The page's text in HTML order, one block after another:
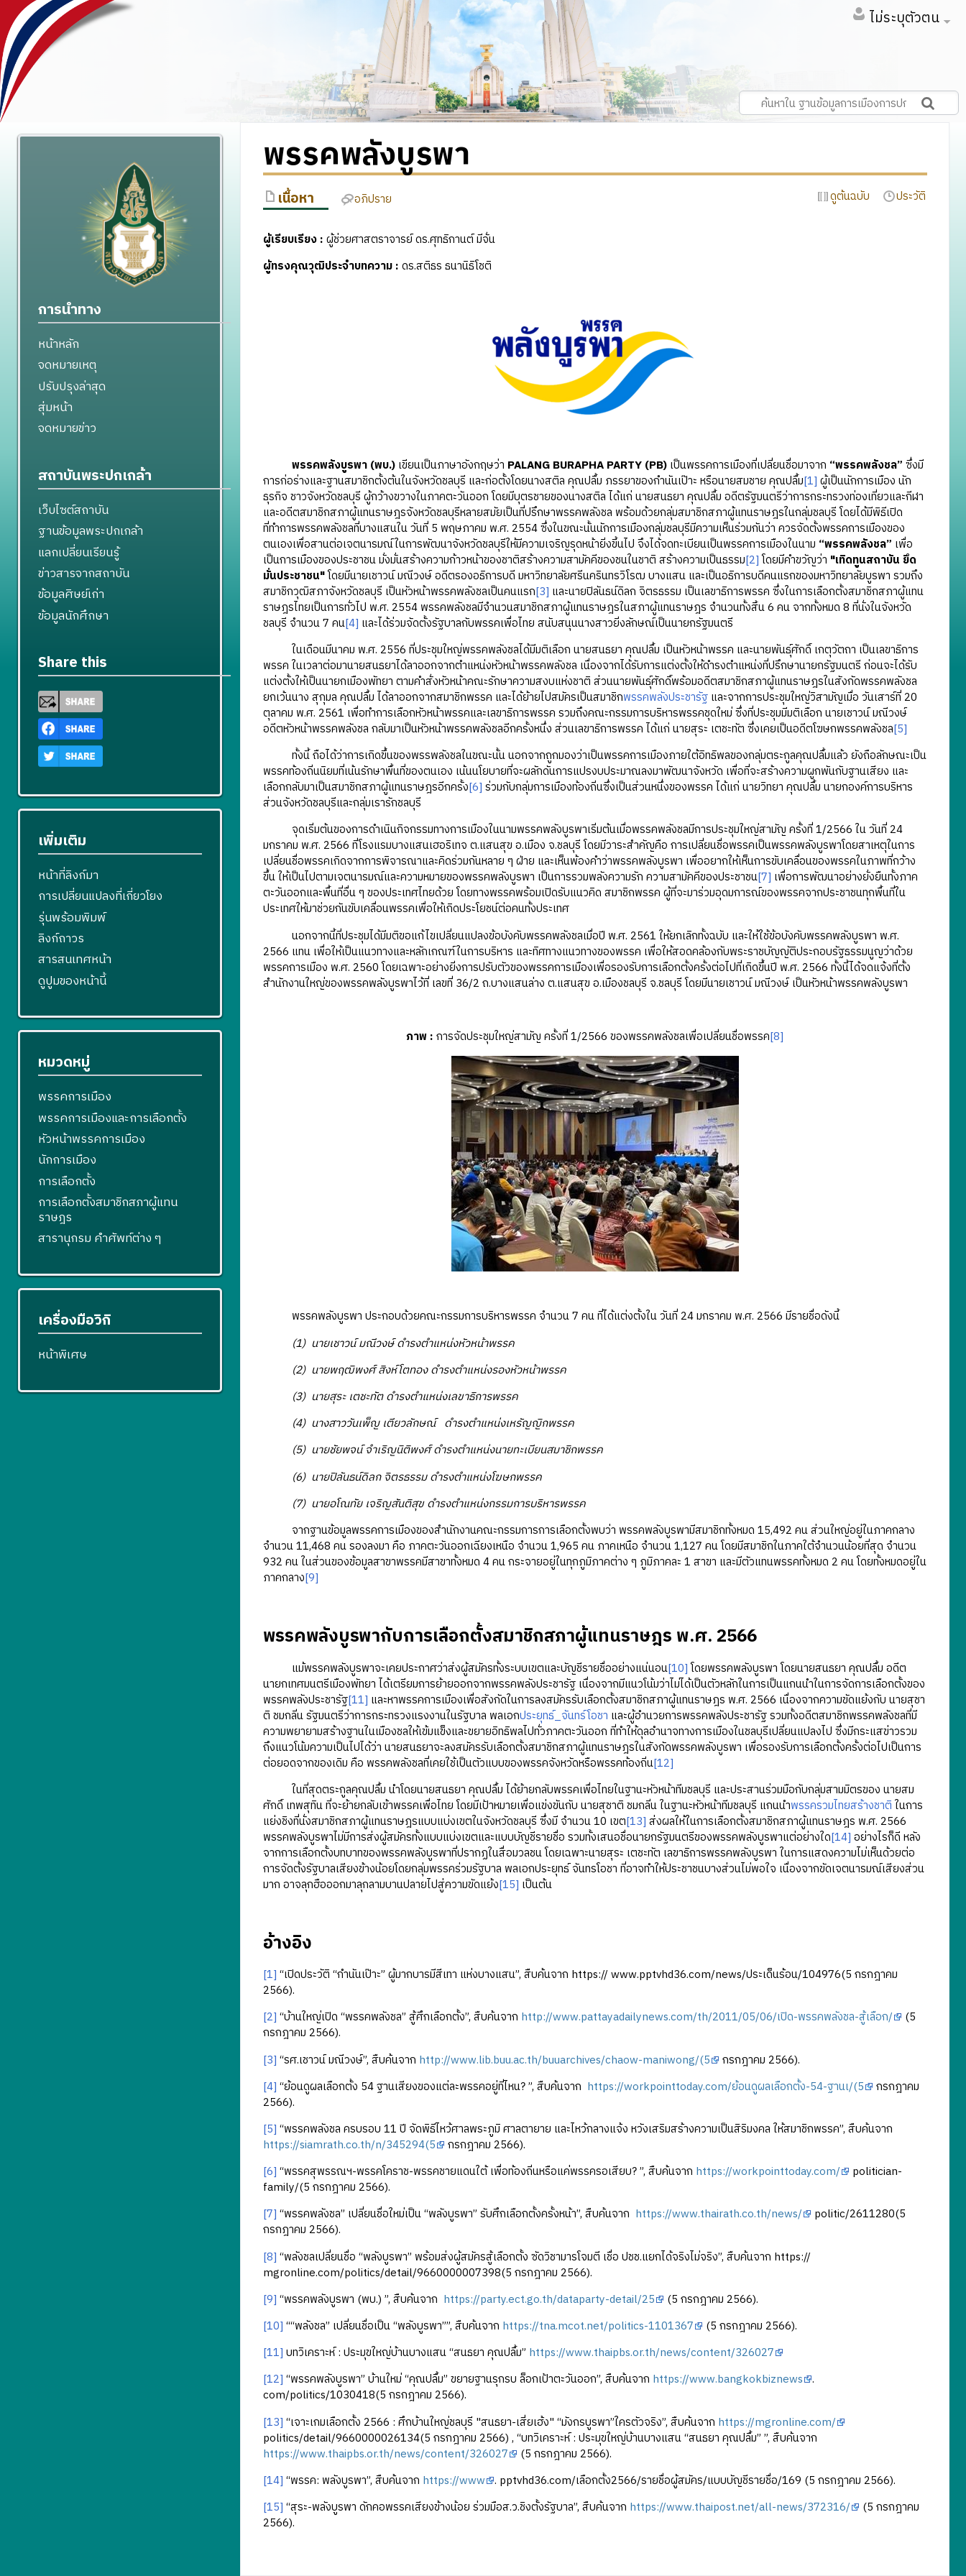
ไม่ระบุตัวตน
พรรคพลังบูรพา
เนื้อหา อภิปราย ดูต้นฉบับ ประวัติ
ผู้เรียบเรียง : ผู้ช่วยศาสตราจารย์ ดร.ศุทธิกานต์ มีจั่น
ผู้ทรงคุณวุฒิประจำบทความ : ดร.สติธร ธนานิธิโชติ
พรรคพลังบูรพา (พบ.)เขียนเป็นภาษาอังกฤษว่า PALANG BURAPHA PARTY (PB)เป็นพรรคการเมืองที่เปลี่ยนชื่อมาจาก “พรรคพลังชล” ซึ่งมี
การก่อร่างและฐานสมาชิกตั้งต้นในจังหวัดชลบุรี และก่อตั้งโดยนางสติล คุณปลื้ม ภรรยาของกำนันเป๊าะ หรือนายสมชาย คุณปลื้ม[1] ผู้เป็นนักการเมือง นัก
ธุรกิจ ชาวจังหวัดชลบุรี ผู้กว้างขวางในภาคตะวันออก โดยมีบุตรชายของนางสติล ได้แก่ นายสนธยา คุณปลื้ม อดีตรัฐมนตรีว่าการกระทรวงท่องเที่ยวและกีฬา
และอดีตสมาชิกสภาผู้แทนราษฎรจังหวัดชลบุรีหลายสมัยเป็นที่ปรึกษาพรรคพลังชล พร้อมด้วยกลุ่มสมาชิกสภาผู้แทนราษฎรในกลุ่มชลบุรี โดยได้มีพิธีเปิด
ที่ทำการพรรคพลังชลที่บางแสนใน วันที่ 5 พฤษภาคม พ.ศ. 2554 ซึ่งในขณะนั้นนักการเมืองกลุ่มชลบุรีมีความเห็นร่วมกันว่า ควรจัดตั้งพรรคการเมืองของ
ตนเองเพื่อสานต่อเจตนารมณ์ในการพัฒนาจังหวัดชลบุรีให้มีความเจริญรุดหน้ายิ่งขี้นไป จึงได้จดทะเบียนเป็นพรรคการเมืองในนาม “พรรคพลังชล” เพื่อ
เป็นการเมืองของประชาชน มั่งมั่นสร้างความก้าวหน้าของชาติสร้างความสามัคคีของชนในชาติ สร้างความเป็นธรรม[2]โดยมีคำขวัญว่า "เทิดทูนสถาบัน ยึด
มั่นประชาชน"โดยมีนายเชาวน์ มณีวงษ์ อดีตรองอธิการบดี มหาวิทยาลัยศรีนครินทรวิโรฒ บางแสน และเป็นอธิการบดีคนแรกของมหาวิทยาลัยบูรพา รวมถึง
สมาชิกวุฒิสภาจังหวัดชลบุรี เป็นหัวหน้าพรรคพลังชลเป็นคนแรก[3] และนายปิลันธน์ดิลก จิตรธรรม เป็นเลขาธิการพรรค ซึ่งในการเลือกตั้งสมาชิกสภาผู้แทน
ราษฎรไทยเป็นการทั่วไป พ.ศ. 2554 พรรคพลังชลมีจำนวนสมาชิกสภาผู้แทนราษฎรในสภาผู้แทนราษฎร จำนวนทั้งสิ้น 6 คน จากทั้งหมด 8 ที่นั่งในจังหวัด
ชลบุรี จำนวน 7 คน[4] และได้ร่วมจัดตั้งรัฐบาลกับพรรคเพื่อไทย สนับสนุนนางสาวยิ่งลักษณ์เป็นนายกรัฐมนตรี
ในเดือนมีนาคม พ.ศ. 2556 ที่ประชุมใหญ่พรรคพลังชลได้มีมติเลือก นายสนธยา คุณปลื้ม เป็นหัวหน้าพรรค และนายพันธุ์ศักดิ์ เกตุวัตถา เป็นเลขาธิการ
พรรค ในเวลาต่อมานายสนธยาได้ลาออกจากตำแหน่งหัวหน้าพรรคพลังชล เนื่องจากได้รับการแต่งตั้งให้ดำรงตำแหน่งที่ปรึกษานายกรัฐมนตรี ก่อนจะได้รับ
แต่งตั้งให้เป็นนายกเมืองพัทยา ตามคำสั่งหัวหน้าคณะรักษาความสงบแห่งชาติ ส่วนนายพันธุ์ศักดิ์พร้อมอดีตสมาชิกสภาผู้แทนราษฎรในสังกัดพรรคพลังชล
ยกเว้นนาง สุกุมล คุณปลื้ม ได้ลาออกจากสมาชิกพรรค และได้ย้ายไปสมัครเป็นสมาชิกพรรคพลังประชารัฐและจากการประชุมใหญ่วิสามัญเมื่อ วันเสาร์ที่ 20
ตุลาคม พ.ศ. 2561 เพื่อทำการเลือกหัวหน้าพรรคและเลขาธิการพรรค รวมถึงคณะกรรมการบริหารพรรคชุดใหม่ ซึ่งที่ประชุมมีมติเลือก นายเชาวน์ มณีวงษ์
อดีตหัวหน้าพรรคพลังชล กลับมาเป็นหัวหน้าพรรคพลังชลอีกครั้งหนึ่ง ส่วนเลขาธิการพรรค ได้แก่ นายสุระ เตชะทัต ซึ่งเคยเป็นอดีตโฆษกพรรคพลังชล[5]
ทั้งนี้ ถือได้ว่าการเกิดขึ้นของพรรพลังชลในขณะนั้น นอกจากถูกมองว่าเป็นพรรคการเมืองภายใต้อิทธิพลของกลุ่มตระกูลคุณปลื้มแล้ว ยังถือลักษณะเป็น
พรรคท้องถิ่นนิยมที่เน้นรักษาพื้นที่ของตนเอง เน้นนโยบายที่จะผลักดันการแปรงบประมาณลงมาพัฒนาจังหวัด เพื่อที่จะสร้างความผูกพันกับฐานเสียง และ
เลือกกลับมาเป็นสมาชิกสภาผู้แทนราษฎรอีกครั้ง[6] ร่วมกับกลุ่มการเมืองท้องถิ่นซึ่งเป็นส่วนหนึ่งของพรรค ได้แก่ นายวิทยา คุณปลื้ม นายกองค์การบริหาร
ส่วนจังหวัดชลบุรีและกลุ่มเรารักชลบุรี
จุดเริ่มต้นของการดำเนินกิจกรรมทางการเมืองในนามพรรคพลังบูรพาเริ่มต้นเมื่อพรรคพลังชลมีการประชุมใหญ่สามัญ ครั้งที่ 1/2566 ใน วันที่ 24
มกราคม พ.ศ. 2566 ที่โรงแรมบางแสนเฮอริเทจ ต.แสนสุข อ.เมือง จ.ชลบุรี โดยมีวาระสำคัญคือ การเปลี่ยนชื่อพรรคเป็นพรรคพลังบูรพาโดยสาเหตุในการ
เปลี่ยนชื่อพรรคเกิดจากการพิจารณาและคิดร่วมกันหลาย ๆ ฝ่าย และเห็นพ้องคำว่าพรรคพลังบูรพา เพื่ออยากให้เห็นการขับเคลื่อนของพรรคในภาพที่กว้าง
ขึ้น ให้เป็นไปตามเจตนารมณ์และความหมายของพรรคพลังบูรพา เป็นการรวมพลังความรัก ความสามัคคีของประชาชน[7] เพื่อการพัฒนาอย่างยั่งยืนทั้งภาค
ตะวันออกและพื้นที่อื่น ๆ ของประเทศไทยด้วย โดยทางพรรคพร้อมเปิดรับแนวคิด สมาชิกพรรค ผู้ที่จะมาร่วมอุดมการณ์ของพรรคจากประชาชนทุกพื้นที่ใน
ประเทศให้มาช่วยกันขับเคลื่อนพรรคเพื่อให้เกิดประโยชน์ต่อคนทั้งประเทศ
นอกจากนี้ที่ประชุมได้มีมติขอแก้ไขเปลี่ยนแปลงข้อบังคับพรรคพลังชลเมื่อปี พ.ศ. 2561 ให้ยกเลิกทั้งฉบับ และให้ใช้ข้อบังคับพรรคพลังบูรพา พ.ศ.
2566 แทน เพื่อให้เป็นแนวทางและหลักเกณฑ์ในการบริหาร และทิศทางแนวทางของพรรค เพื่อให้สอดคล้องกับพระราชบัญญัติประกอบรัฐธรรมนูญว่าด้วย
พรรคการเมือง พ.ศ. 2560 โดยเฉพาะอย่างยิ่งการปรับตัวของพรรคการเมืองเพื่อรองรับการเลือกตั้งครั้งต่อไปที่เกิดขึ้นปี พ.ศ. 2566 ทั้งนี้ได้จดแจ้งที่ตั้ง
สำนักงานใหญ่ของพรรคพลังบูรพาไว้ที่ เลขที่ 36/2 ถ.บางแสนล่าง ต.แสนสุข อ.เมืองชลบุรี จ.ชลบุรี โดยมีนายเชาวน์ มณีวงษ์ เป็นหัวหน้าพรรคพลังบูรพา
ภาพ : การจัดประชุมใหญ่สามัญ ครั้งที่ 1/2566 ของพรรคพลังชลเพื่อเปลี่ยนชื่อพรรค[8]
พรรคพลังบูรพา ประกอบด้วยคณะกรรมการบริหารพรรค จำนวน 7 คน ที่ได้แต่งตั้งใน วันที่ 24 มกราคม พ.ศ. 2566 มีรายชื่อดังนี้
(1) นายเชาวน์ มณีวงษ์ ดำรงตำแหน่งหัวหน้าพรรค
(2) นายพฤฒิพงศ์ สิงห์โตทอง ดำรงตำแหน่งรองหัวหน้าพรรค
(3) นายสุระ เตชะทัต ดำรงตำแหน่งเลขาธิการพรรค
(4) นางสาววันเพ็ญ เตียวลักษณ์ ดำรงตำแหน่งเหรัญญิกพรรค
(5) นายชัยพจน์ จำเริญนิติพงศ์ ดำรงตำแหน่งนายทะเบียนสมาชิกพรรค
(6) นายปิลันธน์ดิลก จิตรธรรม ดำรงตำแหน่งโฆษกพรรค
(7) นายอโณทัย เจริญสันติสุข ดำรงตำแหน่งกรรมการบริหารพรรค
จากฐานข้อมูลพรรคการเมืองของสำนักงานคณะกรรมการการเลือกตั้งพบว่า พรรคพลังบูรพามีสมาชิกทั้งหมด 15,492 คน ส่วนใหญ่อยู่ในภาคกลาง
จำนวน 11,468 คน รองลงมา คือ ภาคตะวันออกเฉียงเหนือ จำนวน 1,965 คน ภาคเหนือ จำนวน 1,127 คน โดยมีสมาชิกในภาคใต้จำนวนน้อยที่สุด จำนวน
932 คน ในส่วนของข้อมูลสาขาพรรคมีสาขาทั้งหมด 4 คน กระจายอยู่ในทุกภูมิภาคต่าง ๆ ภูมิภาคละ 1 สาขา และมีตัวแทนพรรคทั้งหมด 2 คน โดยทั้งหมดอยู่ใน
ภาคกลาง[9]
พรรคพลังบูรพากับการเลือกตั้งสมาชิกสภาผู้แทนราษฎร พ.ศ. 2566
แม้พรรคพลังบูรพาจะเคยประกาศว่าส่งผู้สมัครทั้งระบบเขตและบัญชีรายชื่ออย่างแน่นอน[10]โดยพรรคพลังบูรพา โดยนายสนธยา คุณปลื้ม อดีต
นายกเทศมนตรีเมืองพัทยา ได้เตรียมการย้ายออกจากพรรคพลังประชารัฐ เนื่องจากมีแนวโน้มว่าไม่ได้เป็นตัวหลักในการเป็นแกนนำในการจัดการเลือกตั้งของ
พรรคพลังประชารัฐ[11] และหาพรรคการเมืองเพื่อสังกัดในการลงสมัครรับเลือกตั้งสมาชิกสภาผู้แทนราษฎร พ.ศ. 2566 เนื่องจากความขัดแย้งกับ นายสุชา
ติ ชมกลิ่น รัฐมนตรีว่าการกระทรวงแรงงานในรัฐบาล พลเอกประยุทธ์_จันทร์โอชา และผู้อำนวยการพรรคพลังประชารัฐ รวมทั้งอดีตสมาชิกพรรคพลังชลที่มี
ความพยายามสร้างฐานในเมืองชลให้เข้มแข็งและขยายอิทธิพลไปทั่วภาคตะวันออก ที่ทำให้ดุลอำนาจทางการเมืองในชลบุรีเปลี่ยนแปลงไป ซึ่งมีกระแสข่าวรวม
ถึงแนวโน้มความเป็นไปได้ว่า นายสนธยาจะลงสมัครรับเลือกตั้งสมาชิกสภาผู้แทนราษฎรในสังกัดพรรคพลังบูรพา เพื่อรองรับการเลือกตั้งครั้งต่อไปเป็นการ
ต่อยอดจากของเดิม คือ พรรคพลังชลที่เคยใช้เป็นตัวแบบของพรรคจังหวัดหรือพรรคท้องถิ่น[12]
ในที่สุดตระกูลคุณปลื้ม นำโดยนายสนธยา คุณปลื้ม ได้ย้ายกลับพรรคเพื่อไทยในฐานะหัวหน้าทีมชลบุรี และประสานร่วมมือกับกลุ่มสามมิตรของ นายสม
ศักดิ์ เทพสุทิน ที่จะย้ายกลับเข้าพรรคเพื่อไทย โดยมีเป้าหมายเพื่อแข่งขันกับ นายสุชาติ ชมกลิ่น ในฐานะหัวหน้าทีมชลบุรี แกนนำพรรครวมไทยสร้างชาติ ในการ
แย่งชิงที่นั่งสมาชิกสภาผู้แทนราษฎรแบบแบ่งเขตในจังหวัดชลบุรี ซึ่งมี จำนวน 10 เขต[13] ส่งผลให้ในการเลือกตั้งสมาชิกสภาผู้แทนราษฎร พ.ศ. 2566
พรรคพลังบูรพาไม่มีการส่งผู้สมัครทั้งแบบแบ่งเขตและแบบบัญชีรายชื่อ รวมทั้งเสนอชื่อนายกรัฐมนตรีของพรรคพลังบูรพาแต่อย่างใด[14] อย่างไรก็ดี หลัง
จากการเลือกตั้งบทบาทของพรรคพลังบูรพาที่ปรากฏในสื่อมวลชน โดยเฉพาะนายสุระ เตชะทัต เลขาธิการพรรคพลังบูรพา ในการแสดงความไม่เห็นด้วยต่อ
การจัดตั้งรัฐบาลเสียงข้างน้อยโดยกลุ่มพรรคร่วมรัฐบาล พลเอกประยุทธ์ จันทรโอชา ที่อาจทำให้ประชาชนบางส่วนไม่พอใจ เนื่องจากขัดเจตนารมณ์เสียงส่วน
มาก อาจลุกฮือออกมาลุกลามบานปลายไปสู่ความขัดแย้ง[15] เป็นต้น
อ้างอิง
[1] “เปิดประวัติ “กำนันเป๊าะ” ผู้มากบารมีสีเทา แห่งบางแสน”, สืบค้นจาก https:// www.pptvhd36.com/news/ประเด็นร้อน/104976(5 กรกฎาคม
2566).
[2] “บ้านใหญ่เปิด “พรรคพลังชล” สู้ศึกเลือกตั้ง”, สืบค้นจาก http://www.pattayadailynews.com/th/2011/05/06/เปิด-พรรคพลังชล-สู้เลือก/
(5
กรกฎาคม 2566).
[3] “รศ.เชาวน์ มณีวงษ์”, สืบค้นจาก http://www.lib.buu.ac.th/buuarchives/chaow-maniwong/(5
กรกฎาคม 2566).
[4] “ย้อนดูผลเลือกตั้ง 54 ฐานเสียงของแต่ละพรรคอยู่ที่ไหน? ”, สืบค้นจาก https://workpointtoday.com/ย้อนดูผลเลือกตั้ง-54-ฐานเ/(5
กรกฎาคม
2566).
[5] “พรรคพลังชล ครบรอบ 11 ปี จัดพิธีไหว้ศาลพระภูมิ ศาลตายาย และไหว้กลางแจ้ง หวังเสริมสร้างความเป็นสิริมงคล ให้สมาชิกพรรค”, สืบค้นจาก
https://siamrath.co.th/n/345294(5
กรกฎาคม 2566).
[6] “พรรคสุพรรณฯ-พรรคโคราช-พรรคชายแดนใต้ เพื่อท้องถิ่นหรือแค่พรรครอเสียบ? ”, สืบค้นจาก https://workpointtoday.com/
politician-
family/(5 กรกฎาคม 2566).
[7] “พรรคพลังชล” เปลี่ยนชื่อใหม่เป็น “พลังบูรพา” รับศึกเลือกตั้งครั้งหน้า”, สืบค้นจาก https://www.thairath.co.th/news/
politic/2611280(5
กรกฎาคม 2566).
[8] “พลังชลเปลี่ยนชื่อ “พลังบูรพา” พร้อมส่งผู้สมัครสู้เลือกตั้ง ซัดวิชามารโจมตี เชื่อ ปชช.แยกได้จริงไม่จริง”, สืบค้นจาก https://
mgronline.com/politics/detail/9660000007398(5 กรกฎาคม 2566).
[9] “พรรคพลังบูรพา (พบ.) ”, สืบค้นจาก https://party.ect.go.th/dataparty-detail/25
(5 กรกฎาคม 2566).
[10] ““พลังชล” เปลี่ยนชื่อเป็น “พลังบูรพา””, สืบค้นจาก https://tna.mcot.net/politics-1101367
(5 กรกฎาคม 2566).
[11] บทวิเคราะห์ : ประมุขใหญ่บ้านบางแสน “สนธยา คุณปลื้ม” https://www.thaipbs.or.th/news/content/326027
[12] “พรรคพลังบูรพา” บ้านใหม่ “คุณปลื้ม” ขยายฐานรุกรบ ล็อกเป้าตะวันออก”, สืบค้นจาก https://www.bangkokbiznews .
com/politics/1030418(5 กรกฎาคม 2566).
[13] “เจาะเกมเลือกตั้ง 2566 : ศึกบ้านใหญ่ชลบุรี "สนธยา-เสี่ยเฮ้ง" “มังกรบูรพา”ใครตัวจริง”, สืบค้นจาก https://mgronline.com/
politics/detail/9660000026134(5 กรกฎาคม 2566) , “บทวิเคราะห์ : ประมุขใหญ่บ้านบางแสน “สนธยา คุณปลื้ม” ”, สืบค้นจาก
https://www.thaipbs.or.th/news/content/326027
(5 กรกฎาคม 2566).
[14] “พรรค: พลังบูรพา”, สืบค้นจาก https://www . pptvhd36.com/เลือกตั้ง2566/รายชื่อผู้สมัคร/แบบบัญชีรายชื่อ/169 (5 กรกฎาคม 2566).
[15] “สุระ-พลังบูรพา ดักคอพรรคเสียงข้างน้อย ร่วมมือส.ว.ชิงตั้งรัฐบาล”, สืบค้นจาก https://www.thaipost.net/all-news/372316/
(5 กรกฎาคม
2566).
การนำทาง
หน้าหลัก
จดหมายเหตุ
ปรับปรุงล่าสุด
สุ่มหน้า
จดหมายข่าว
สถาบันพระปกเกล้า
เว็บไซต์สถาบัน
ฐานข้อมูลพระปกเกล้า
แลกเปลี่ยนเรียนรู้
ข่าวสารจากสถาบัน
ข้อมูลศิษย์เก่า
ข้อมูลนักศึกษา
Share this
เพิ่มเติม
หน้าที่ลิงก์มา
การเปลี่ยนแปลงที่เกี่ยวโยง
รุ่นพร้อมพิมพ์
ลิงก์ถาวร
สารสนเทศหน้า
ดูปูมของหน้านี้
หมวดหมู่
พรรคการเมือง
พรรคการเมืองและการเลือกตั้ง
หัวหน้าพรรคการเมือง
นักการเมือง
การเลือกตั้ง
การเลือกตั้งสมาชิกสภาผู้แทน
ราษฎร
สารานุกรม คำศัพท์ต่าง ๆ
เครื่องมือวิกิ
หน้าพิเศษ